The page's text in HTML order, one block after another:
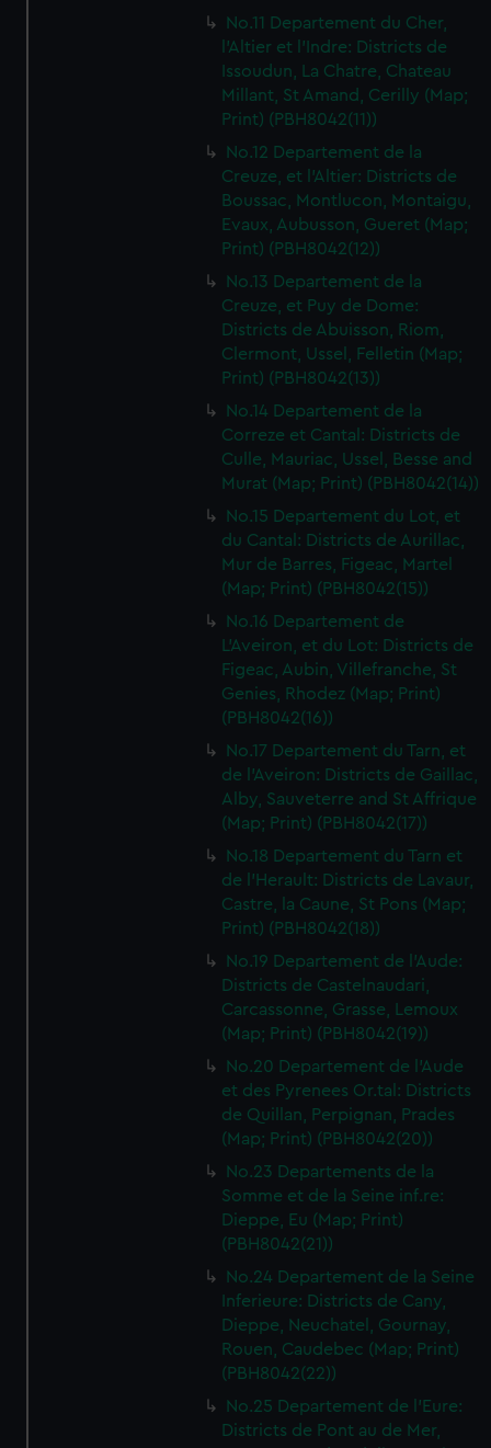
No.11 Departement du Cher,
l'Altier et l'Indre: Districts de
Issoudun, La Chatre, Chateau
Millant, St Amand, Cerilly (Map;
Print) (PBH8042(11))
No.12 Departement de la
Creuze, et l'Altier: Districts de
Boussac, Montlucon, Montaigu,
Evaux, Aubusson, Gueret (Map;
Print) (PBH8042(12))
No.13 Departement de la
Creuze, et Puy de Dome:
Districts de Abuisson, Riom,
Clermont, Ussel, Felletin (Map;
Print) (PBH8042(13))
No.14 Departement de la
Correze et Cantal: Districts de
Culle, Mauriac, Ussel, Besse and
Murat (Map; Print) (PBH8042(14))
No.15 Departement du Lot, et
du Cantal: Districts de Aurillac,
Mur de Barres, Figeac, Martel
(Map; Print) (PBH8042(15))
No.16 Departement de
L'Aveiron, et du Lot: Districts de
Figeac, Aubin, Villefranche, St
Genies, Rhodez (Map; Print)
(PBH8042(16))
No.17 Departement du Tarn, et
de l'Aveiron: Districts de Gaillac,
Alby, Sauveterre and St Affrique
(Map; Print) (PBH8042(17))
No.18 Departement du Tarn et
de l'Herault: Districts de Lavaur,
Castre, la Caune, St Pons (Map;
Print) (PBH8042(18))
No.19 Departement de l'Aude:
Districts de Castelnaudari,
Carcassonne, Grasse, Lemoux
(Map; Print) (PBH8042(19))
No.20 Departement de l'Aude
et des Pyrenees Or.tal: Districts
de Quillan, Perpignan, Prades
(Map; Print) (PBH8042(20))
No.23 Departements de la
Somme et de la Seine inf.re:
Dieppe, Eu (Map; Print)
(PBH8042(21))
No.24 Departement de la Seine
Inferieure: Districts de Cany,
Dieppe, Neuchatel, Gournay,
Rouen, Caudebec (Map; Print)
(PBH8042(22))
No.25 Departement de l'Eure:
Districts de Pont au de Mer,